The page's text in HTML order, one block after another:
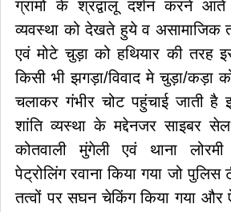
ग्रामों के श्रद्वालू दर्शन करने
व्यवस्था को देखते हुये व असामाजिक
एवं मोटे चुड़ा को हथियार की तरह
किसी भी झगड़ा/विवाद मे चुड़ा/कड़ा
चलाकर गंभीर चोट पहुंचाई जाती है
शांति व्यस्था के मद्देनजर साइबर
कोतवाली मुंगेली एवं थाना
पेट्रोलिंग रवाना किया गया जो पुलिस
तत्वों पर सघन चेकिंग किया गया